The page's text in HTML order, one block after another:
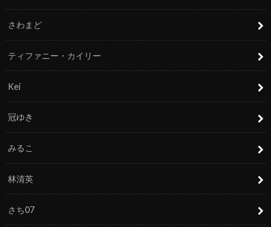
さわまど
ティファニー・カイリー
Kei
冠ゆき
みるこ
林清英
さち07